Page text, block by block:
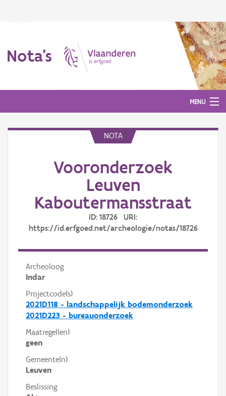
Nota's
MENU
NOTA
Vooronderzoek
Leuven
Kaboutermansstraat
ID: 18726 URI:
https://id.erfgoed.net/archeologie/notas/18726
Archeoloog
Indar
Projectcode(s)
2021D118 - landschappelijk bodemonderzoek
2021D223 - bureauonderzoek
Maatregel(en)
geen
Gemeente(n)
Leuven
Beslissing